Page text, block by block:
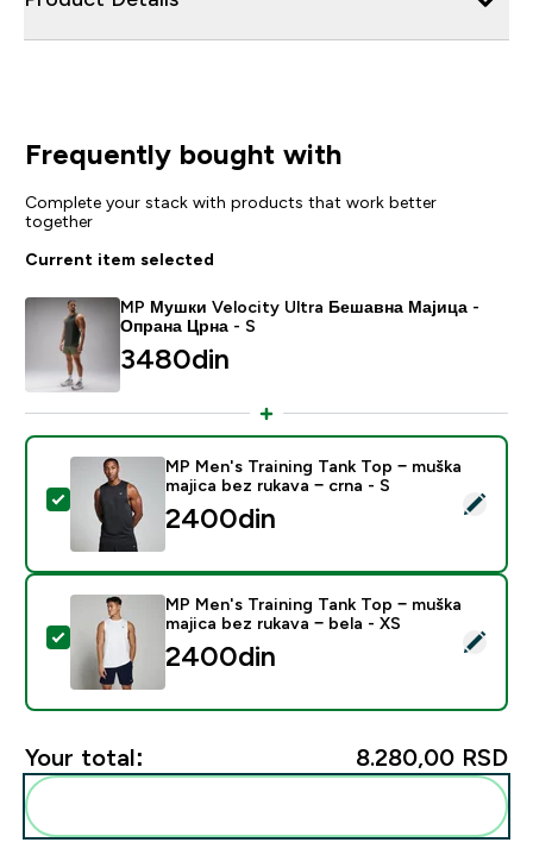
Frequently bought with
Complete your stack with products that work better
together
Current item selected
MP Мушки Velocity Ultra Бешавна Мајица -
Опрана Црна - S
3480din‎
Select this product - MP Men's Training Tank Top −
MP Men's Training Tank Top − muška
majica bez rukava − crna - S
2400din‎
Select this product - MP Men's Training Tank Top −
MP Men's Training Tank Top − muška
majica bez rukava − bela - XS
2400din‎
Your total: 8.280,00 RSD‎